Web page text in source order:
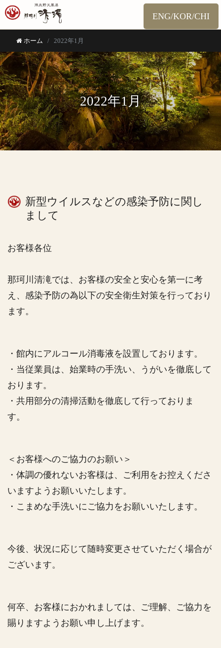
ENG/KOR/CHI
ホーム 2022年1月
2022年1月
新型ウイルスなどの感染予防に関し
まして
お客様各位
那珂川清滝では、お客様の安全と安心を第一に考
え、感染予防の為以下の安全衛生対策を行っており
ます。
・館内にアルコール消毒液を設置しております。
・当従業員は、始業時の手洗い、うがいを徹底して
おります。
・共用部分の清掃活動を徹底して行っておりま
す。
＜お客様へのご協力のお願い＞
・体調の優れないお客様は、ご利用をお控えくださ
いますようお願いいたします。
・こまめな手洗いにご協力をお願いいたします。
今後、状況に応じて随時変更させていただく場合が
ございます。
何卒、お客様におかれましては、ご理解、ご協力を
賜りますようお願い申し上げます。